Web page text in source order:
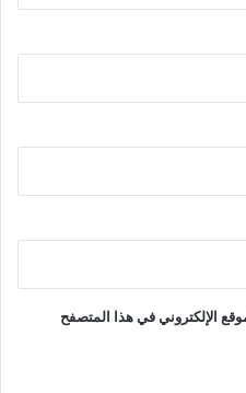
الإلكتروني في هذا المتصفح